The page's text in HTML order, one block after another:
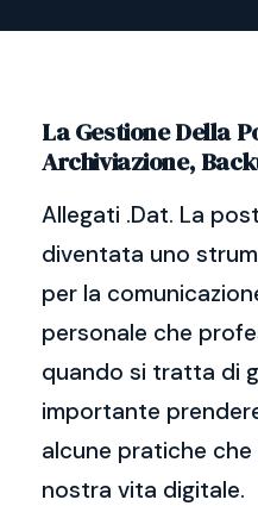
La Gestione Della
Archiviazione,
Allegati .Dat. La
diventata uno
per la
personale che
quando si tratta di
importante
alcune pratiche
nostra vita digitale.